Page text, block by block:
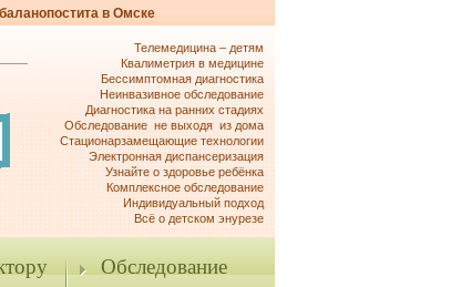
в Омске
Телемедицина – детям
Квалиметрия в медицине
Бессимптомная диагностика
Неинвазивное обследование
Диагностика на ранних стадиях
Обследование не выходя из дома
Стационарзамещающие технологии
Электронная диспансеризация
Узнайте о здоровье ребёнка
Комплексное обследование
Индивидуальный подход
Всё о детском энурезе
Обследование